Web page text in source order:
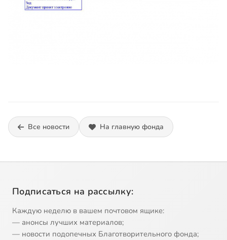
Все новости На главную фонда
Подписаться на рассылку:
Каждую неделю в вашем почтовом ящике:
— анонсы лучших материалов;
— новости подопечных Благотворительного фонда;